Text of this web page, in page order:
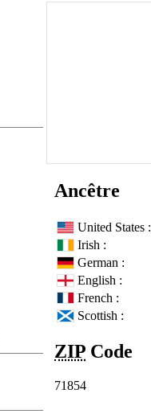
Ancêtre
United States :
Irish :
German :
English :
French :
Scottish :
ZIP Code
71854